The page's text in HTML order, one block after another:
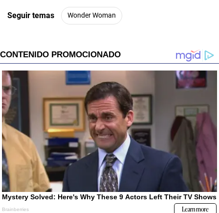
Seguir temas Wonder Woman